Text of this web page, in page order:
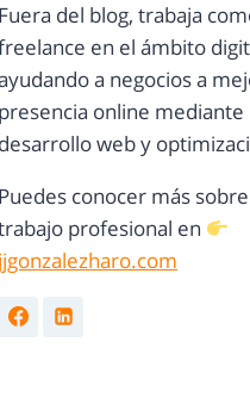
Fuera del blog, trabaja
en el ámbito
a negocios a
presencia online mediante
desarrollo web y
Puedes conocer más
profesional en
jjgonzalezharo.com